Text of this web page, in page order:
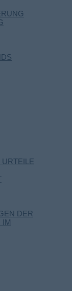
DER
IM